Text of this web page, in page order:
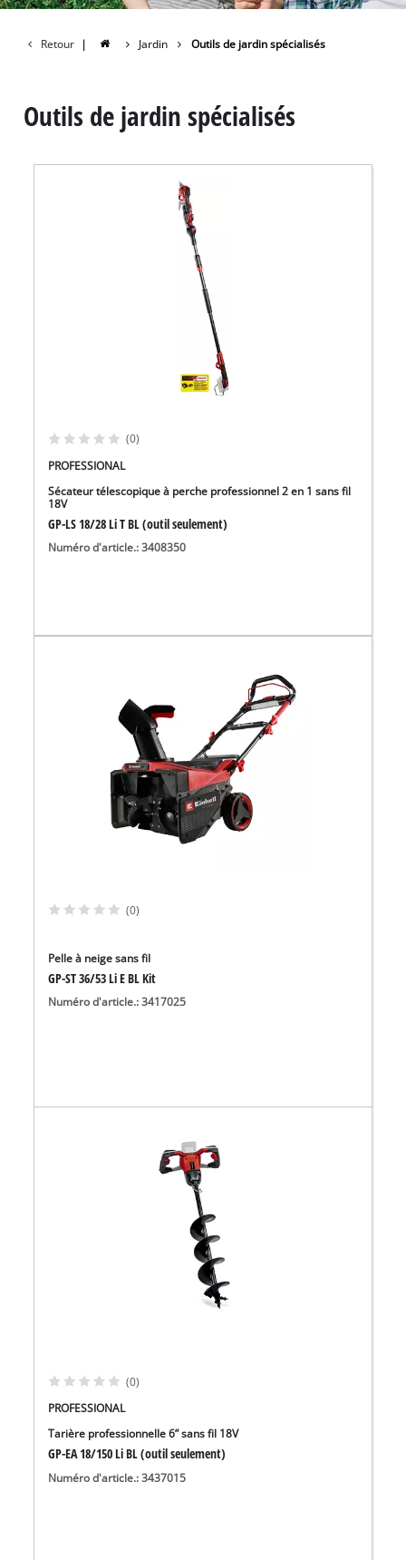
Retour | Jardin Outils de jardin spécialisés
Outils de jardin spécialisés
(0)
PROFESSIONAL
Sécateur télescopique à perche professionnel 2 en 1 sans fil
18V
GP-LS 18/28 Li T BL (outil seulement)
Numéro d'article.: 3408350
(0)
Pelle à neige sans fil
GP-ST 36/53 Li E BL Kit
Numéro d'article.: 3417025
(0)
PROFESSIONAL
Tarière professionnelle 6” sans fil 18V
GP-EA 18/150 Li BL (outil seulement)
Numéro d'article.: 3437015